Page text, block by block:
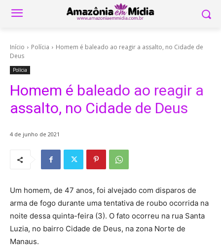
Início Polícia
Homem é baleado ao reagir a assalto, no Cidade de
Deus
Polícia
Homem é baleado ao reagir a
assalto, no Cidade de Deus
4 de junho de 2021
Um homem, de 47 anos, foi alvejado com disparos de
arma de fogo durante uma tentativa de roubo ocorrida na
noite dessa quinta-feira (3). O fato ocorreu na rua Santa
Luzia, no bairro Cidade de Deus, na zona Norte de
Manaus.